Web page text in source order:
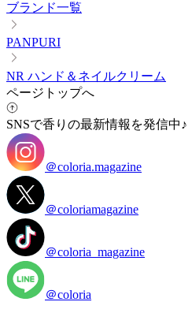
ブランド一覧
PANPURI
NR ハンド＆ネイルクリーム
ページトップへ
SNSで香りの最新情報を発信中♪
＠coloria.magazine
＠coloriamagazine
＠coloria_magazine
＠coloria